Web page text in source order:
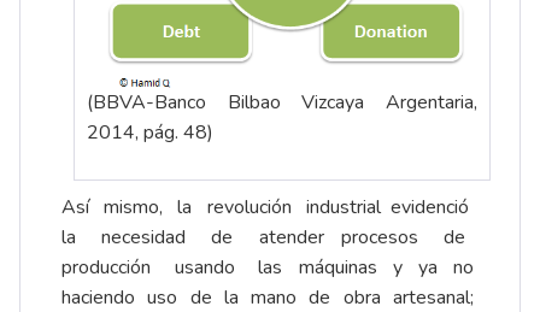
(BBVA-­Banco Bilbao Vizcaya Argentaria,
2014, pág. 48)
Así mismo, la revolución industrial evidenció
la necesidad de atender procesos de
producción usando las máquinas y ya no
haciendo uso de la mano de obra artesanal;